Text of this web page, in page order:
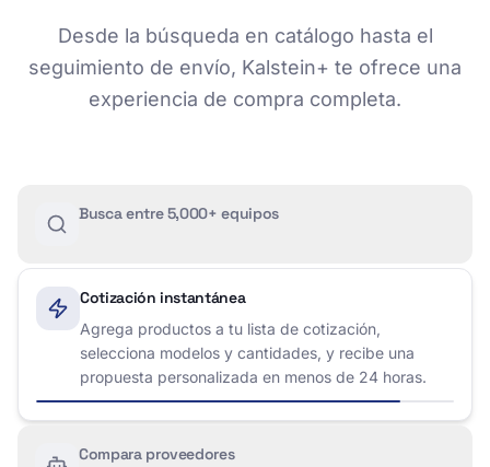
Desde la búsqueda en catálogo hasta el
seguimiento de envío, Kalstein+ te ofrece una
experiencia de compra completa.
Busca entre 5,000+ equipos
Cotización instantánea
Agrega productos a tu lista de cotización,
selecciona modelos y cantidades, y recibe una
propuesta personalizada en menos de 24 horas.
Compara proveedores